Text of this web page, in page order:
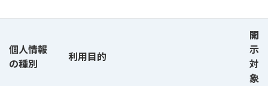
個人情報
の種別
利用目的
開
示
対
象